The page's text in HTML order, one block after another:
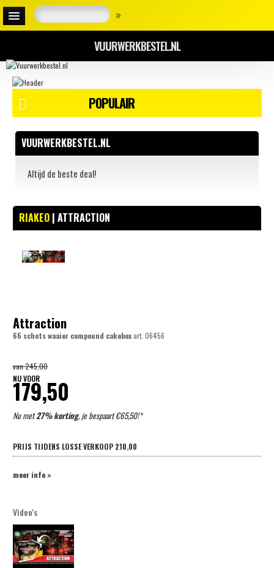
»
VUURWERKBESTEL.NL
POPULAIR
VUURWERKBESTEL.NL
Altijd de beste deal!
RIAKEO | ATTRACTION
Attraction
66 schots waaier compound cakeboxart. 06456
van245,00
NU VOOR
179,50
Nu met27% korting, je bespaart €65,50!*
PRIJS TIJDENS LOSSE VERKOOP 210,00
meer info »
Video's